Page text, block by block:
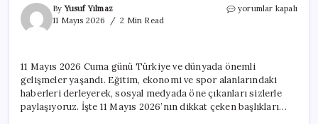
ByYusuf Yılmaz
11 Mayıs 2026
2 Min Read
11
Öne
Çıkan
Olaylar
için
yorumlar kapalı
11 Mayıs 2026 Cuma günü Türkiye ve dünyada önemli
gelişmeler yaşandı. Eğitim, ekonomi ve spor alanlarındaki
haberleri derleyerek, sosyal medyada öne çıkanları sizlerle
paylaşıyoruz. İşte 11 Mayıs 2026’nın dikkat çeken başlıkları…